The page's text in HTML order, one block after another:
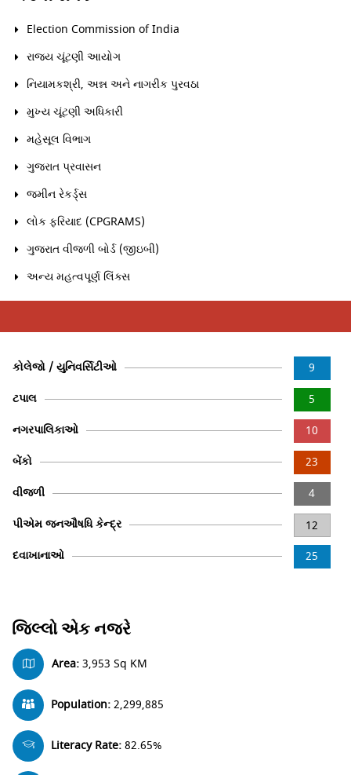
Election Commission of India
રાજ્ય ચૂંટણી આયોગ
નિયામકશ્રી, અન્ન અને નાગરીક પુરવઠા
મુખ્ય ચૂંટણી અધિકારી
મહેસૂલ વિભાગ
ગુજરાત પ્રવાસન
જમીન રેકર્ડ્સ
લોક ફરિયાદ (CPGRAMS)
ગુજરાત વીજળી બોર્ડ (જીઇબી)
અન્ય મહત્વપૂર્ણ લિંક્સ
9
કોલેજો / યુનિવર્સિટીઓ
5
ટપાલ
10
નગરપાલિકાઓ
23
બેંકો
4
વીજળી
12
પીએમ જનઔષધિ કેન્દ્ર
25
દવાખાનાઓ
જિલ્લો એક નજરે
Area:3,953 Sq KM
Population:2,299,885
Literacy Rate:82.65%